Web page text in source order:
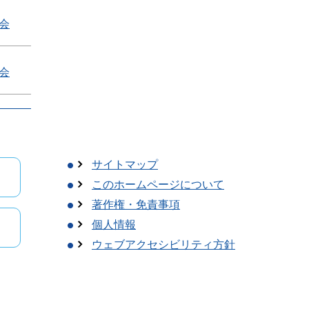
サイトマップ
このホームページについて
著作権・免責事項
個人情報
ウェブアクセシビリティ方針